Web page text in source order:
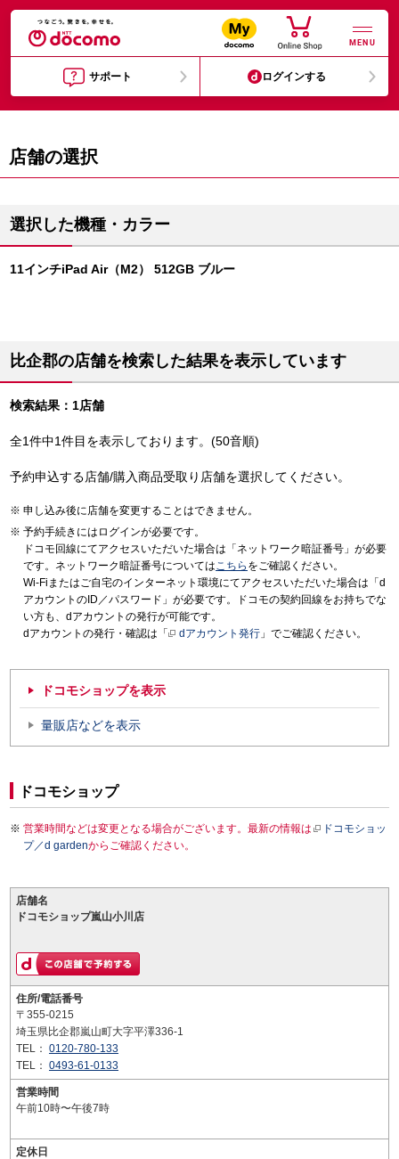
MENU
サポート ログインする
店舗の選択
選択した機種・カラー
11インチiPad Air（M2） 512GB ブルー
比企郡の店舗を検索した結果を表示しています
検索結果：1店舗
全1件中1件目を表示しております。(50音順)
予約申込する店舗/購入商品受取り店舗を選択してください。
申し込み後に店舗を変更することはできません。
予約手続きにはログインが必要です。
ドコモ回線にてアクセスいただいた場合は「ネットワーク暗証番号」が必要
です。ネットワーク暗証番号についてはこちら をご確認ください。
Wi-Fiまたはご自宅のインターネット環境にてアクセスいただいた場合は「d
アカウントのID／パスワード」が必要です。ドコモの契約回線をお持ちでな
い方も、dアカウントの発行が可能です。
dアカウントの発行・確認は「
dアカウント発行 」でご確認ください。
ドコモショップを表示
量販店などを表示
ドコモショップ
営業時間などは変更となる場合がございます。最新の情報は
ドコモショッ
プ／d gardenからご確認ください。
店舗名
ドコモショップ嵐山小川店
住所/電話番号
〒355-0215
埼玉県比企郡嵐山町大字平澤336-1
TEL： 0120-780-133
TEL： 0493-61-0133
営業時間
午前10時〜午後7時
定休日